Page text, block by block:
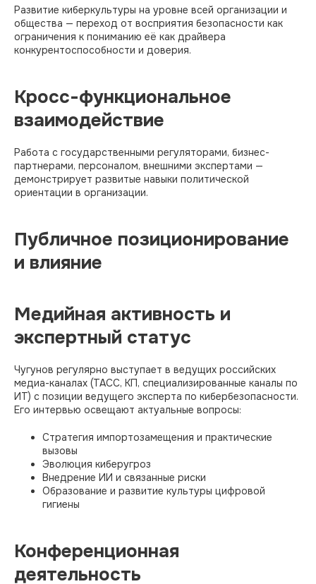
Развитие киберкультуры на уровне всей организации и
общества — переход от восприятия безопасности как
ограничения к пониманию её как драйвера
конкурентоспособности и доверия.
Кросс-функциональное
взаимодействие
Работа с государственными регуляторами, бизнес-
партнерами, персоналом, внешними экспертами —
демонстрирует развитые навыки политической
ориентации в организации.
Публичное позиционирование
и влияние
Медийная активность и
экспертный статус
Чугунов регулярно выступает в ведущих российских
медиа-каналах (ТАСС, КП, специализированные каналы по
ИТ) с позиции ведущего эксперта по кибербезопасности.
Его интервью освещают актуальные вопросы:
Стратегия импортозамещения и практические
вызовы
Эволюция киберугроз
Внедрение ИИ и связанные риски
Образование и развитие культуры цифровой
гигиены
Конференционная
деятельность